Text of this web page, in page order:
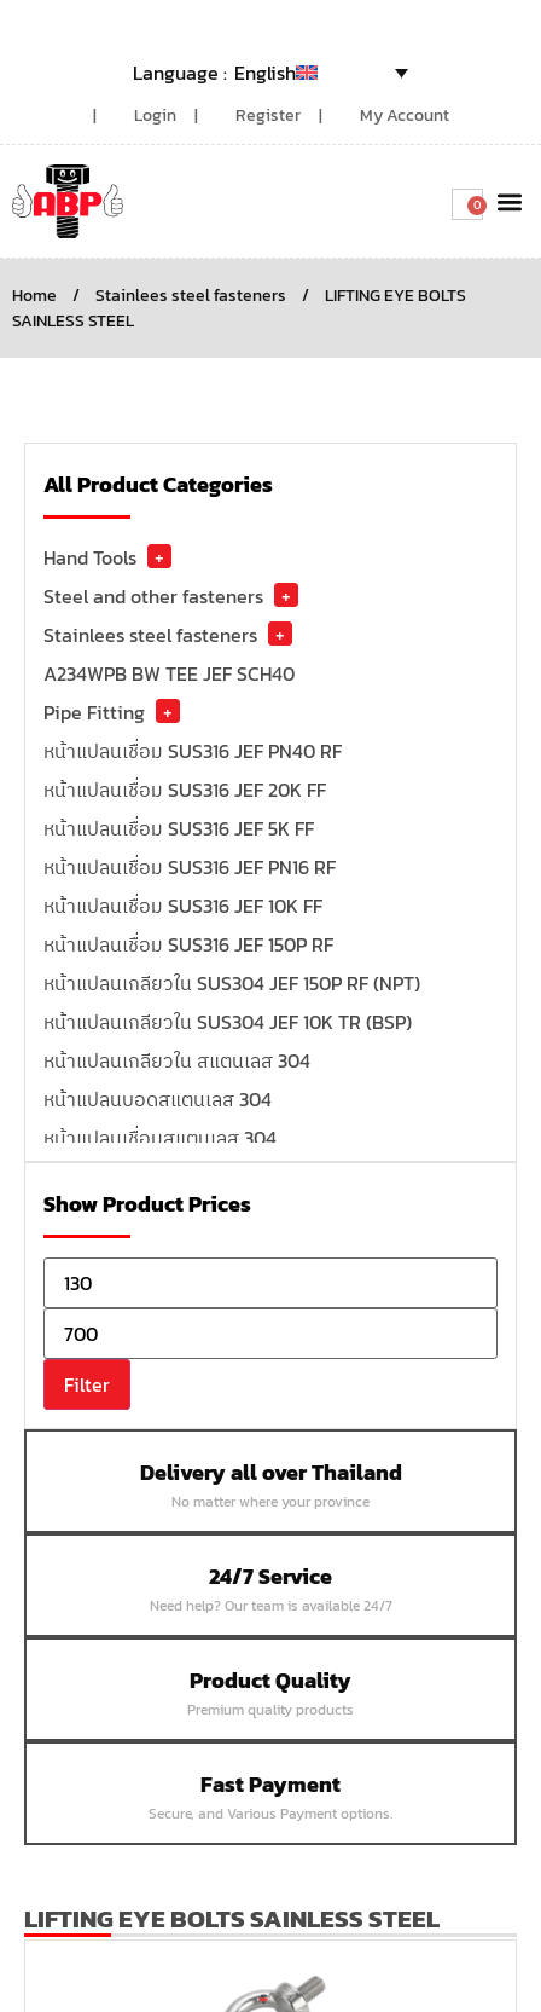
English
Login Register My Account
0
Home / Stainlees steel fasteners /
LIFTING EYE BOLTS
SAINLESS STEEL
All Product Categories
Hand Tools
+
Steel and other fasteners
+
Stainlees steel fasteners
+
A234WPB BW TEE JEF SCH40
Pipe Fitting
+
หน้าแปลนเชื่อม SUS316 JEF PN40 RF
หน้าแปลนเชื่อม SUS316 JEF 20K FF
หน้าแปลนเชื่อม SUS316 JEF 5K FF
หน้าแปลนเชื่อม SUS316 JEF PN16 RF
หน้าแปลนเชื่อม SUS316 JEF 10K FF
หน้าแปลนเชื่อม SUS316 JEF 150P RF
หน้าแปลนเกลียวใน SUS304 JEF 150P RF (NPT)
หน้าแปลนเกลียวใน SUS304 JEF 10K TR (BSP)
หน้าแปลนเกลียวใน สแตนเลส 304
หน้าแปลนบอดสแตนเลส 304
หน้าแปลนเชื่อมสแตนเลส 304
หน้าแปลนเหล็กคอสูง
หน้าแปลนเชื่อมเหล็กสลิปออน
หน้าแปลนเชื่อมเหล็กบอด
หน้าแปลนเชื่อมบอด SUS304 JEF 300P RF
หน้าแปลนเชื่อมบอด SUS304 JEF PN40 RF
หน้าแปลนเชื่อมบอด SUS304 JEF PN16 RF
หน้าแปลนเชื่อมบอด SUS304 JEF 10K FF
หน้าแปลนเชื่อมบอด SUS304 JEF 5K FF
หน้าแปลนเชื่อมบอด SUS304 JEF 150P RF
หน้าแปลนสลิปออน SUS304 JEF 300P SORF
หน้าแปลนเชื่อม SUS304 JEF PN40 RF
หน้าแปลนเชื่อม SUS304 JEF PN25 RF
หน้าแปลนเชื่อม SUS304 JEF PN16 RF
หน้าแปลนเชื่อม SUS304 JEF 20K FF
หน้าแปลนเชื่อม SUS304 JEF 300P RF
หน้าแปลนเชื่อม SUS304 JEF 150P RF
หน้าแปลนเหล็กเกลียวใน JEF PN40
Show Product Prices
Filter
Delivery all over Thailand
No matter where your province
24/7 Service
Need help? Our team is available 24/7
Product Quality
Premium quality products
Fast Payment
Secure, and Various Payment options.
LIFTING EYE BOLTS SAINLESS STEEL